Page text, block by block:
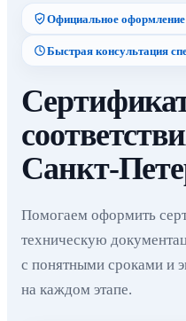
Официальное
Быстрая консультация
Санкт-
Помогаем оформить
техническую
с понятными сроками и
на каждом этапе.